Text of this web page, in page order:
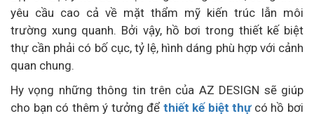
yêu cầu cao cả về mặt thẩm mỹ kiến trúc lẫn môi
trường xung quanh. Bởi vậy, hồ bơi trong thiết kế biệt
thự cần phải có bố cục, tỷ lệ, hình dáng phù hợp với cảnh
quan chung.
Hy vọng những thông tin trên của AZ DESIGN sẽ giúp
cho bạn có thêm ý tưởng để thiết kế biệt thựcó hồ bơi